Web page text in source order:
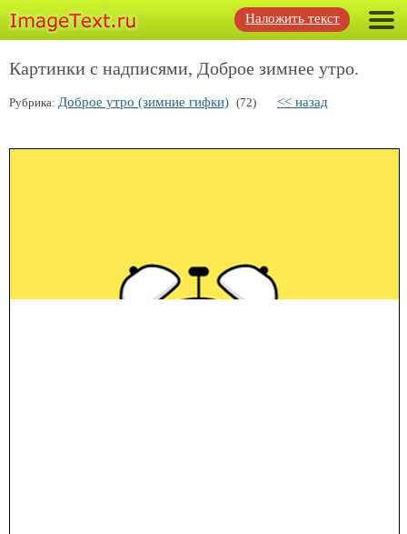
Наложить текст
Картинки с надписями, Доброе зимнее утро.
Рубрика: Доброе утро (зимние гифки) (72) << назад